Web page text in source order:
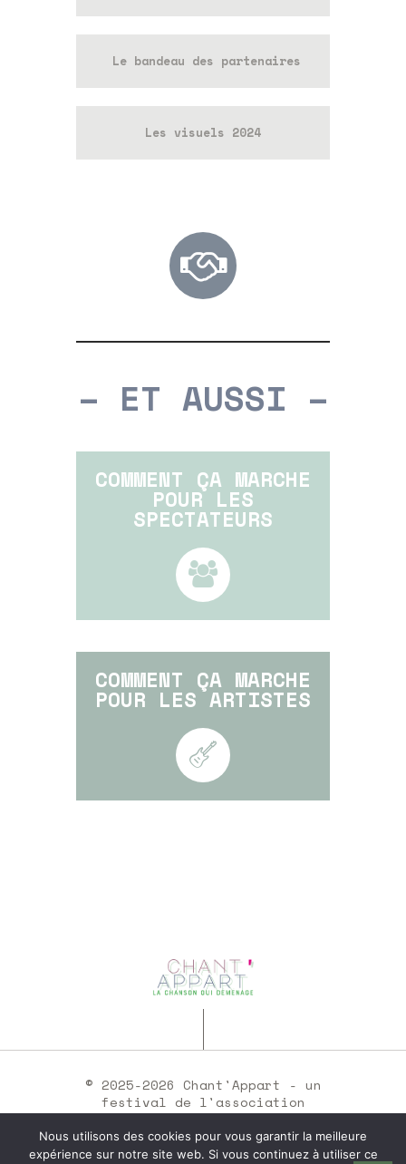
Le bandeau des partenaires
Les visuels 2024
– ET AUSSI –
COMMENT ÇA MARCHE
POUR LES
SPECTATEURS
COMMENT ÇA MARCHE
POUR LES ARTISTES
© 2025-2026 Chant'Appart - un
festival de l'association
Chants Sons •mentions légales
SIRET : 35251537300046 -
Nous utilisons des cookies pour vous garantir la meilleure
expérience sur notre site web. Si vous continuez à utiliser ce